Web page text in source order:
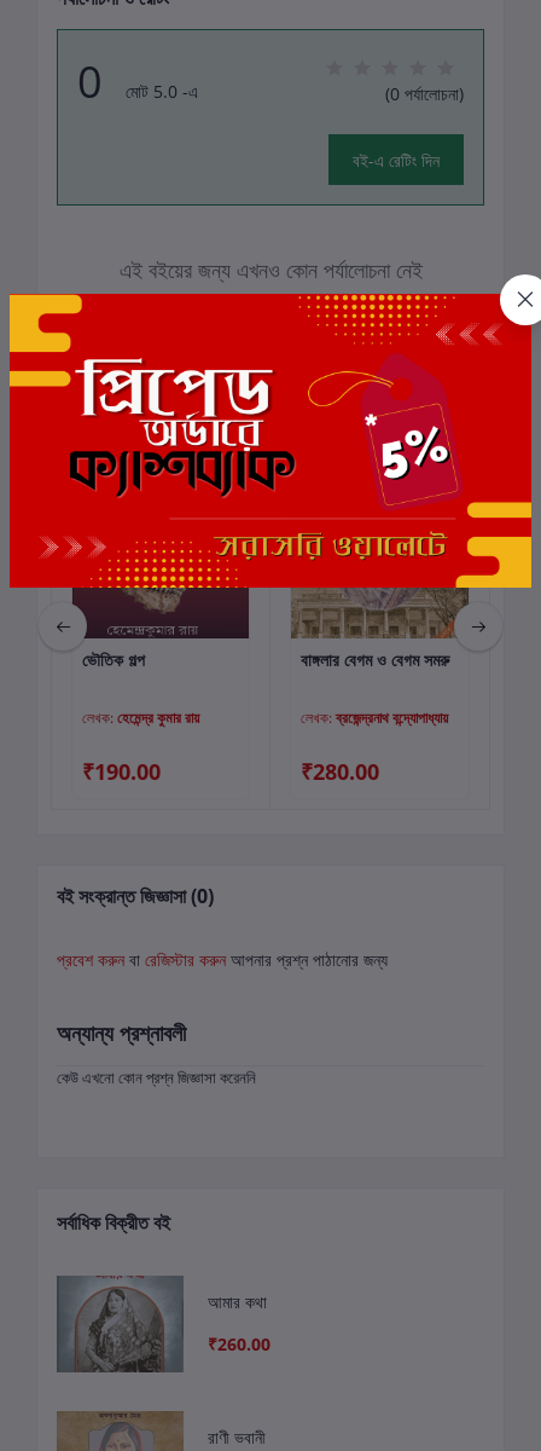
0 মোট 5.0 -এ (0 পর্যালোচনা)
বই-এ রেটিং দিন
এই বইয়ের জন্য এখনও কোন পর্যালোচনা নেই
সংশ্লিষ্ট বই
কার্টে যোগ করুন
ভৌতিক গল্প
লেখক: হেমেন্দ্র কুমার রায়
₹190.00
কার্টে যোগ করুন
বাঙ্গলার বেগম ও বেগম সমরু
লেখক:ব্রজেন্দ্রনাথ বন্দ্যোপাধ্যায়
₹280.00
বই সংক্রান্ত জিজ্ঞাসা (0)
প্রবেশ করুন বা রেজিস্টার করুন আপনার প্রশ্ন পাঠানোর জন্য
অন্যান্য প্রশ্নাবলী
কেউ এখনো কোন প্রশ্ন জিজ্ঞাসা করেননি
সর্বাধিক বিক্রীত বই
আমার কথা
₹260.00
রাণী ভবানী